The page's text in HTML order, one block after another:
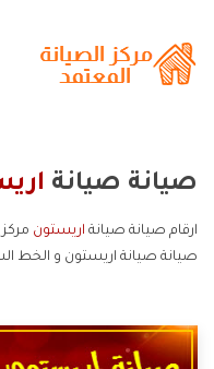
صيانة صيانة
ارقام صيانة صيانة اريستون
صيانة صيانة اريستون و الخط